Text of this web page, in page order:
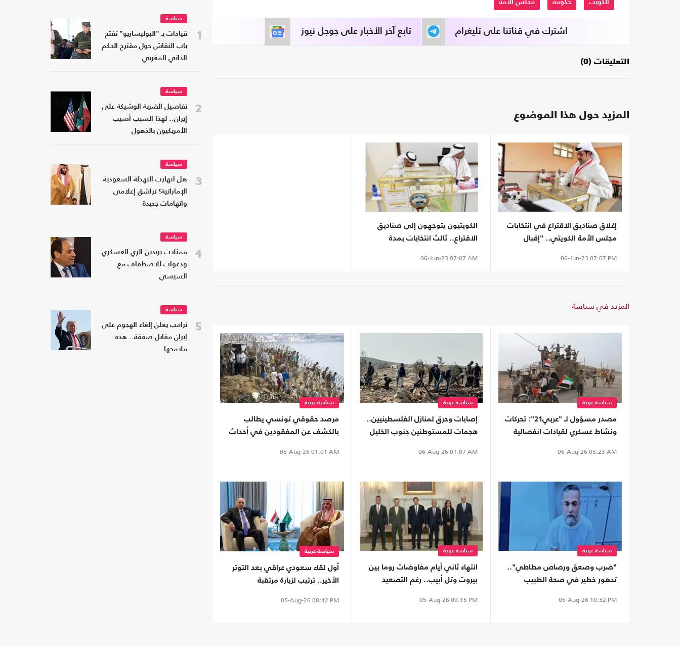
الكويت حكومة مجلس الأمة
تابع آخر الأخبار على جوجل نيوز اشترك في قناتنا على تليغرام
التعليقات (0)
المزيد حول هذا الموضوع
إغلاق صناديق الاقتراع في انتخابات
مجلس الأمة الكويتي.. "إقبال
06-Jun-23 07:07 PM
الكويتيون يتوجهون إلى صناديق
الاقتراع.. ثالث انتخابات بمدة
06-Jun-23 07:07 AM
المزيد في سياسة
سياسة عربية
مصدر مسؤول لـ "عربي21": تحركات
ونشاط عسكري لقيادات انفصالية
06-Aug-26 03:23 AM
سياسة عربية
إصابات وحرق لمنازل الفلسطينيين..
هجمات للمستوطنين جنوب الخليل
06-Aug-26 01:07 AM
سياسة عربية
مرصد حقوقي تونسي يطالب
بالكشف عن المفقودين في أحداث
06-Aug-26 01:01 AM
سياسة عربية
"ضرب وصعق ورصاص مطاطي"..
تدهور خطير في صحة الطبيب
05-Aug-26 10:32 PM
سياسة عربية
انتهاء ثاني أيام مفاوضات روما بين
بيروت وتل أبيب.. رغم التصعيد
05-Aug-26 09:15 PM
سياسة عربية
أول لقاء سعودي عراقي بعد التوتر
الأخير.. ترتيب لزيارة مرتقبة
05-Aug-26 08:42 PM
1
سياسة
قيادات بـ "البوليساريو" تفتح
باب النقاش حول مقترح الحكم
الذاتي المغربي
2
سياسة
تفاصيل الضربة الوشيكة على
إيران.. لهذا السبب أصيب
الأمريكيون بالذهول
3
سياسة
هل انهارت التهدئة السعودية
الإماراتية؟ تراشق إعلامي
واتهامات جديدة
4
سياسة
ممثلات يرتدين الزي العسكري..
ودعوات للاصطفاف مع
السيسي
5
سياسة
ترامب يعلن إلغاء الهجوم على
إيران مقابل صفقة.. هذه
ملامحها